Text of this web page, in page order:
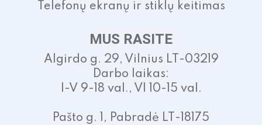
Telefonų ekranų ir stiklų keitimas
MUS RASITE
Algirdo g. 29, Vilnius LT-03219
Darbo laikas:
I-V 9-18 val., VI 10-15 val.
Pašto g. 1, Pabradė LT-18175